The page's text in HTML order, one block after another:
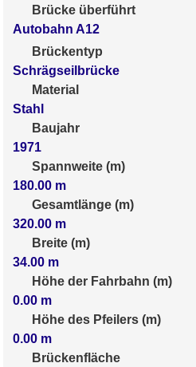
Brücke überführt
Autobahn A12
Brückentyp
Schrägseilbrücke
Material
Stahl
Baujahr
1971
Spannweite (m)
180.00 m
Gesamtlänge (m)
320.00 m
Breite (m)
34.00 m
Höhe der Fahrbahn (m)
0.00 m
Höhe des Pfeilers (m)
0.00 m
Brückenfläche